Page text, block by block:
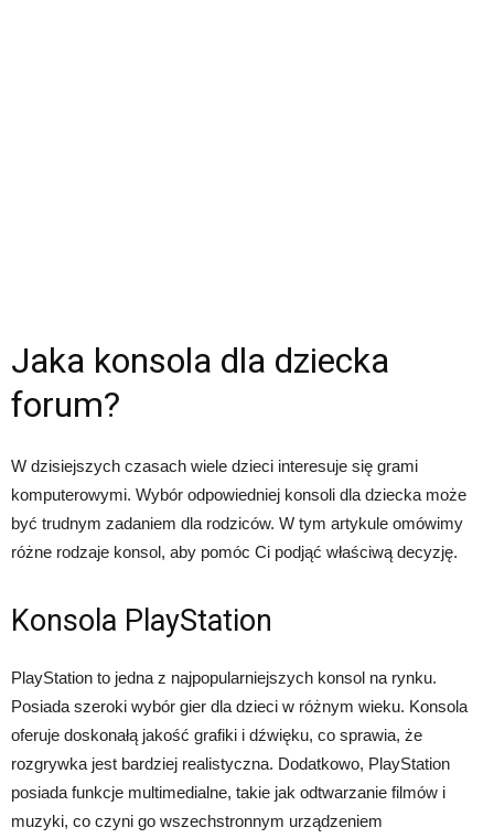
Jaka konsola dla dziecka
forum?
W dzisiejszych czasach wiele dzieci interesuje się grami
komputerowymi. Wybór odpowiedniej konsoli dla dziecka może
być trudnym zadaniem dla rodziców. W tym artykule omówimy
różne rodzaje konsol, aby pomóc Ci podjąć właściwą decyzję.
Konsola PlayStation
PlayStation to jedna z najpopularniejszych konsol na rynku.
Posiada szeroki wybór gier dla dzieci w różnym wieku. Konsola
oferuje doskonałą jakość grafiki i dźwięku, co sprawia, że ​​
rozgrywka jest bardziej realistyczna. Dodatkowo, PlayStation
posiada funkcje multimedialne, takie jak odtwarzanie filmów i
muzyki, co czyni go wszechstronnym urządzeniem